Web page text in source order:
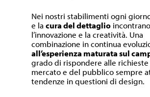
Nei nostri stabilimenti ogni
e lacura del dettaglio incontrano
l’innovazione e la creatività. Una
combinazione in continua
all’esperienza maturata sul
grado di rispondere alle
mercato e del pubblico sempre
tendenze in questioni di design.